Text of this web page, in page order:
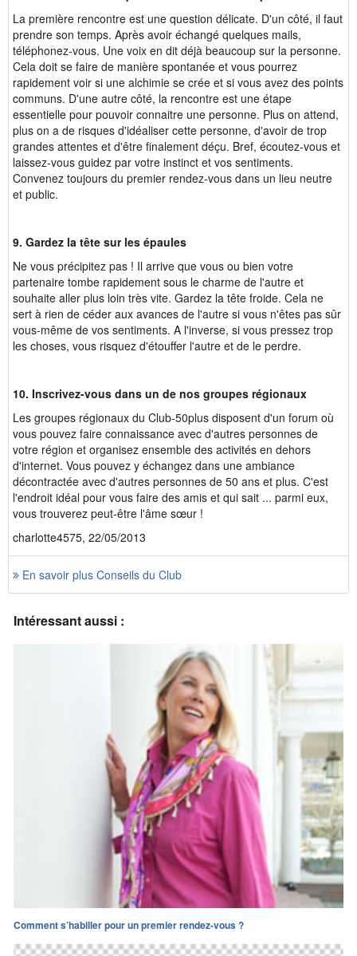
La première rencontre est une question délicate. D'un côté, il faut
prendre son temps. Après avoir échangé quelques mails,
téléphonez-vous. Une voix en dit déjà beaucoup sur la personne.
Cela doit se faire de manière spontanée et vous pourrez
rapidement voir si une alchimie se crée et si vous avez des points
communs. D'une autre côté, la rencontre est une étape
essentielle pour pouvoir connaitre une personne. Plus on attend,
plus on a de risques d'idéaliser cette personne, d'avoir de trop
grandes attentes et d'être finalement déçu. Bref, écoutez-vous et
laissez-vous guidez par votre instinct et vos sentiments.
Convenez toujours du premier rendez-vous dans un lieu neutre
et public.
9. Gardez la tête sur les épaules
Ne vous précipitez pas ! Il arrive que vous ou bien votre
partenaire tombe rapidement sous le charme de l'autre et
souhaite aller plus loin très vite. Gardez la tête froide. Cela ne
sert à rien de céder aux avances de l'autre si vous n'êtes pas sûr
vous-même de vos sentiments. A l'inverse, si vous pressez trop
les choses, vous risquez d'étouffer l'autre et de le perdre.
10. Inscrivez-vous dans un de nos groupes régionaux
Les groupes régionaux du Club-50plus disposent d'un forum où
vous pouvez faire connaissance avec d'autres personnes de
votre région et organisez ensemble des activités en dehors
d'internet. Vous pouvez y échangez dans une ambiance
décontractée avec d'autres personnes de 50 ans et plus. C'est
l'endroit idéal pour vous faire des amis et qui sait ... parmi eux,
vous trouverez peut-être l'âme sœur !
charlotte4575, 22/05/2013
En savoir plus Conseils du Club
Intéressant aussi :
Comment s’habiller pour un premier rendez-vous ?